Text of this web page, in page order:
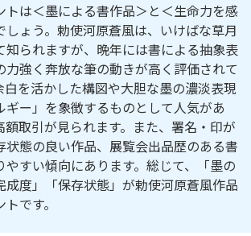
トは＜墨による書作品＞と＜生命力を感
しょう。勅使河原蒼風は、いけばな草月
知られますが、晩年には書による抽象表
力強く奔放な筆の動きが高く評価されて
白を活かした構図や大胆な墨の濃淡表現
ギー」を象徴するものとして人気があ
額取引が見られます。また、署名・印が
状態の良い作品、展覧会出品歴のある書
やすい傾向にあります。総じて、「墨の
成度」「保存状態」が勅使河原蒼風作品
です。